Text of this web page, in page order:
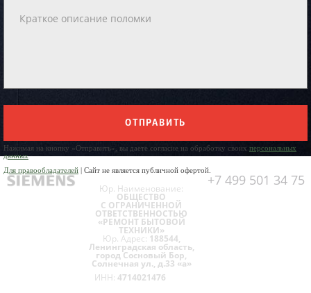
ОТПРАВИТЬ
Нажимая на кнопку «Отправить», вы даете согласие на обработку своих персональных
данных
Для правообладателей | Сайт не является публичной офертой.
+7 499 501 34 75
Юр. Наименование:
ОБЩЕСТВО
С ОГРАНИЧЕННОЙ
ОТВЕТСТВЕННОСТЬЮ
«РЕМОНТ БЫТОВОЙ
ТЕХНИКИ»
Юр. Адрес: 188544,
Ленинградская область,
город Сосновый Бор,
Солнечная ул., д.33 «а»
ИНН: 4714021476